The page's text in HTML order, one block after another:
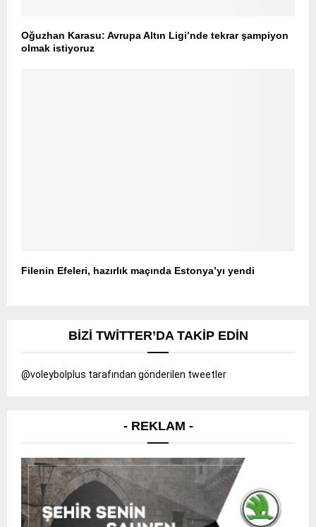
Oğuzhan Karasu: Avrupa Altın Ligi’nde tekrar şampiyon
olmak istiyoruz
Filenin Efeleri, hazırlık maçında Estonya’yı yendi
BIZI TWITTER’DA TAKIP EDIN
@voleybolplus tarafından gönderilen tweetler
- REKLAM -